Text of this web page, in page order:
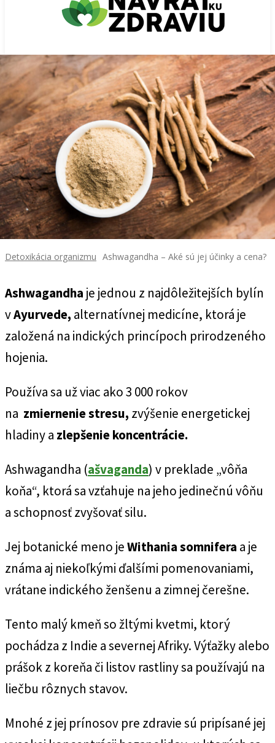
Detoxikácia organizmu Ashwagandha – Aké sú jej účinky a cena?
Ashwagandha je jednou z najdôležitejších bylín
vAyurvede, alternatívnej medicíne, ktorá je
založená na indických princípoch prirodzeného
hojenia.
Používa sa už viac ako 3 000 rokov
na zmiernenie stresu, zvýšenie energetickej
hladiny a zlepšenie koncentrácie.
Ashwagandha (ašvaganda) v preklade „vôňa
koňa“, ktorá sa vzťahuje na jeho jedinečnú vôňu
a schopnosť zvyšovať silu.
Jej botanické meno jeWithania somnifera a je
známa aj niekoľkými ďalšími pomenovaniami,
vrátane indického ženšenu a zimnej čerešne.
Tento malý kmeň so žltými kvetmi, ktorý
pochádza z Indie a severnej Afriky. Výťažky alebo
prášok z koreňa či listov rastliny sa používajú na
liečbu rôznych stavov.
Mnohé z jej prínosov pre zdravie sú pripísané jej